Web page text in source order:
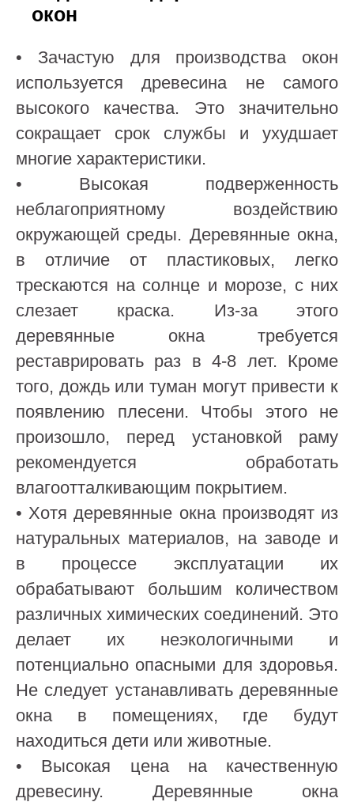
окон
• Зачастую для производства окон
используется древесина не самого
высокого качества. Это значительно
сокращает срок службы и ухудшает
многие характеристики.
• Высокая подверженность
неблагоприятному воздействию
окружающей среды. Деревянные окна,
в отличие от пластиковых, легко
трескаются на солнце и морозе, с них
слезает краска. Из-за этого
деревянные окна требуется
реставрировать раз в 4-8 лет. Кроме
того, дождь или туман могут привести к
появлению плесени. Чтобы этого не
произошло, перед установкой раму
рекомендуется обработать
влагоотталкивающим покрытием.
• Хотя деревянные окна производят из
натуральных материалов, на заводе и
в процессе эксплуатации их
обрабатывают большим количеством
различных химических соединений. Это
делает их неэкологичными и
потенциально опасными для здоровья.
Не следует устанавливать деревянные
окна в помещениях, где будут
находиться дети или животные.
• Высокая цена на качественную
древесину. Деревянные окна